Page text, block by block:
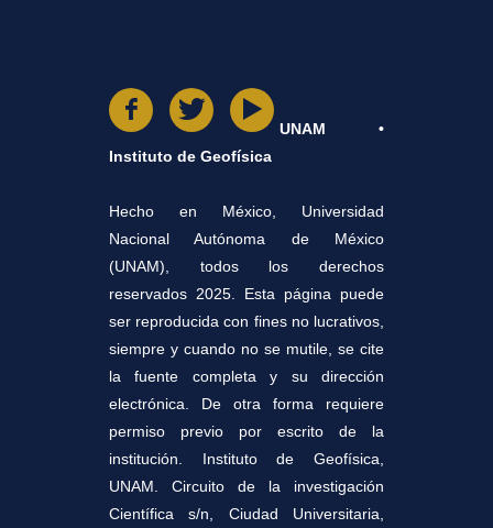
UNAM •
Instituto de Geofísica
Hecho en México, Universidad
Nacional Autónoma de México
(UNAM), todos los derechos
reservados 2025. Esta página puede
ser reproducida con fines no lucrativos,
siempre y cuando no se mutile, se cite
la fuente completa y su dirección
electrónica. De otra forma requiere
permiso previo por escrito de la
institución. Instituto de Geofísica,
UNAM. Circuito de la investigación
Científica s/n, Ciudad Universitaria,